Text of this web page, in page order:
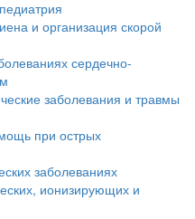
и организация скорой
сердечно-
заболевания и травмы
при острых
заболеваниях
ионизирующих и